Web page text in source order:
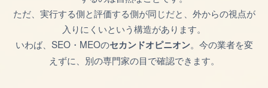
ただ、実行する側と評価する側が同じだと、外からの視点が
入りにくいという構造があります。
いわば、SEO・MEOのセカンドオピニオン。今の業者を変
えずに、別の専門家の目で確認できます。